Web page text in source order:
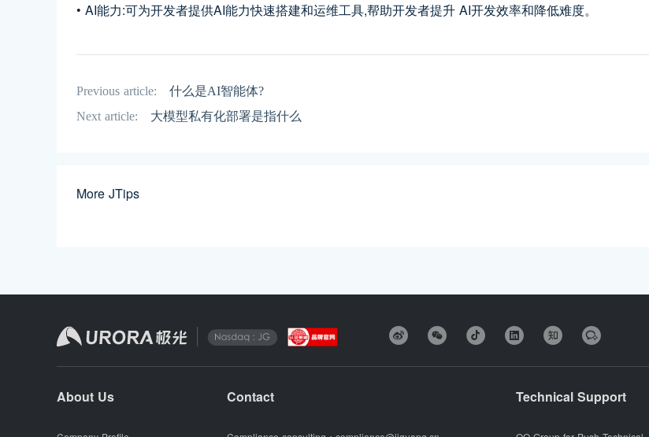
• AI能力:可为开发者提供AI能力快速搭建和运维工具,帮助开发者提升 AI开发效率和降低难度。
Previous article:
什么是AI智能体?
Next article:
大模型私有化部署是指什么
More JTips
About Us Contact Technical Support